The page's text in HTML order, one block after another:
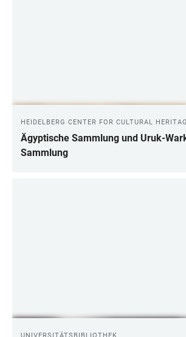
HEIDELBERG CENTER FOR CULTURAL
Ägyptische Sammlung und Uruk-
Sammlung